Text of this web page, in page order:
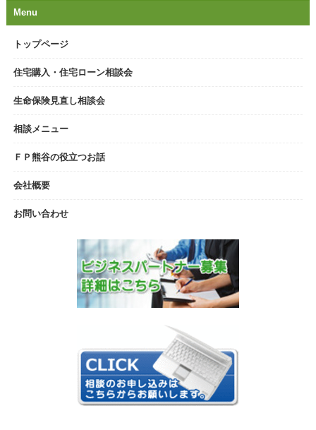
Menu
トップページ
住宅購入・住宅ローン相談会
生命保険見直し相談会
相談メニュー
ＦＰ熊谷の役立つお話
会社概要
お問い合わせ